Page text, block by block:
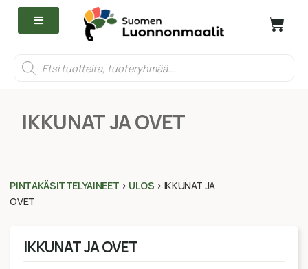
IKKUNAT JA OVET
PINTAKÄSITTELYAINEET > ULOS > IKKUNAT JA
OVET
IKKUNAT JA OVET